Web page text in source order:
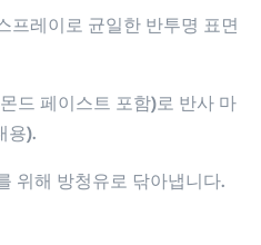
프레이로 균일한 반투명 표면
드 페이스트 포함)로 반사 마
용).
위해 방청유로 닦아냅니다.